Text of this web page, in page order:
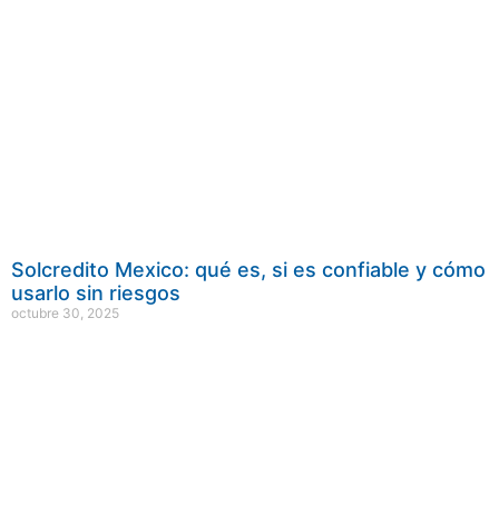
Solcredito Mexico: qué es, si es confiable y cómo
usarlo sin riesgos
octubre 30, 2025